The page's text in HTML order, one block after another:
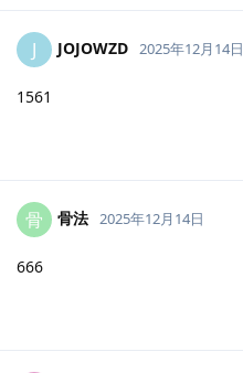
J JOJOWZD 2025年12月14日
1561
骨 骨法 2025年12月14日
666